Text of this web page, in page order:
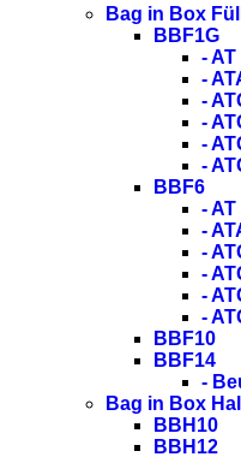
Bag in Box
BBF1G
- AT
-
-
-
-
-
BBF6
- AT
-
-
-
-
-
BBF10
BBF14
-
Bag in Box
BBH10
BBH12